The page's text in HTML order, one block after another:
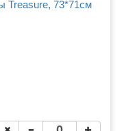
Treasure, 73*71см